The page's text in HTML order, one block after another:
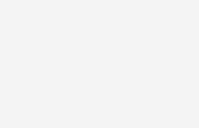
verstehen sich für Module/Pakete
(".de"). Module, die auch
Schweiz, Italien und
sind, tragen ein entsprechendes
und können gegen einen Aufpreis
dem jeweiligen ".de"-Modul